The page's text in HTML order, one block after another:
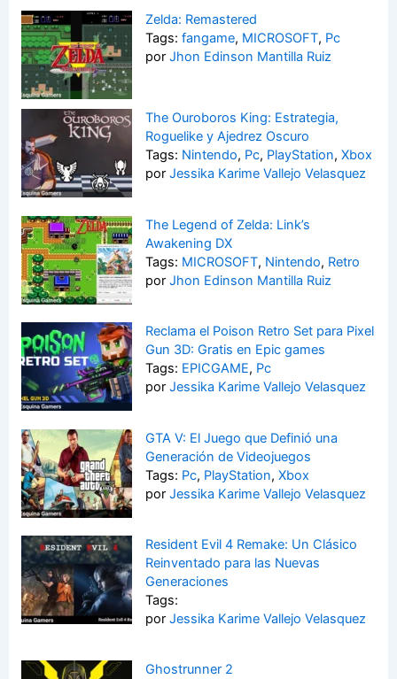
Zelda: Remastered
Tags: fangame, MICROSOFT, Pc
por Jhon Edinson Mantilla Ruiz
The Ouroboros King: Estrategia,
Roguelike y Ajedrez Oscuro
Tags: Nintendo, Pc, PlayStation, Xbox
por Jessika Karime Vallejo Velasquez
The Legend of Zelda: Link’s
Awakening DX
Tags: MICROSOFT, Nintendo, Retro
por Jhon Edinson Mantilla Ruiz
Reclama el Poison Retro Set para Pixel
Gun 3D: Gratis en Epic games
Tags: EPICGAME, Pc
por Jessika Karime Vallejo Velasquez
GTA V: El Juego que Definió una
Generación de Videojuegos
Tags: Pc, PlayStation, Xbox
por Jessika Karime Vallejo Velasquez
Resident Evil 4 Remake: Un Clásico
Reinventado para las Nuevas
Generaciones
Tags:
por Jessika Karime Vallejo Velasquez
Ghostrunner 2